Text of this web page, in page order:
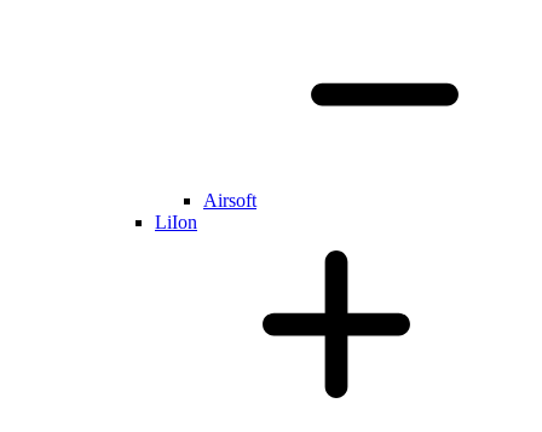
Airsoft
LiIon